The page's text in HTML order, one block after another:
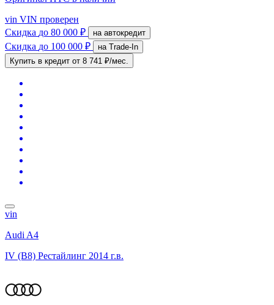
vin VIN проверен
Скидка до 80 000 ₽ на автокредит
Скидка до 100 000 ₽
на Trade-In
Купить в кредит от 8 741 ₽/мес.
vin
Audi A4
IV (B8) Рестайлинг 2014 г.в.